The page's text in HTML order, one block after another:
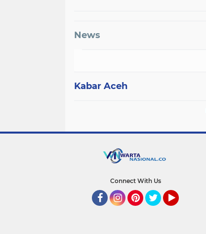
News
Kabar Aceh
Connect With Us